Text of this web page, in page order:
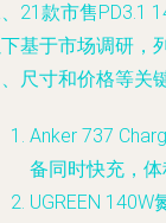
21款市售PD3.1
基于市场调研，
尺寸和价格等关
Anker 737
备同时快充，体
UGREEN